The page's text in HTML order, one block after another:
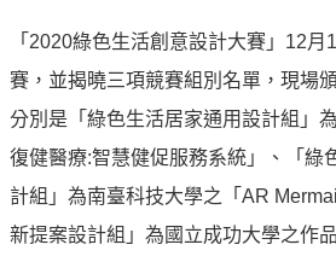
油
信
治
理
信
譽
「2020綠色生活創意設計大賽」12
賽，並揭曉三項競賽組別名單，現場
分別是「綠色生活居家通用設計組」
復健醫療:智慧健促服務系統」、「綠
計組」為南臺科技大學之「AR
新提案設計組」為國立成功大學之作